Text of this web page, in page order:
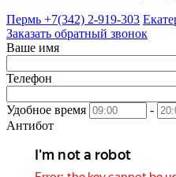
Пермь +7(342) 2-919-303
Заказать обратный звонок
Ваше имя
Телефон
Удобное время
-
Антибот